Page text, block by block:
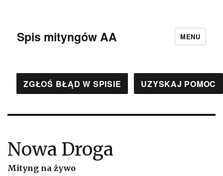
Spis mityngów AA MENU
ZGŁOŚ BŁĄD W SPISIE UZYSKAJ POMOC
Nowa Droga
Mityng na żywo